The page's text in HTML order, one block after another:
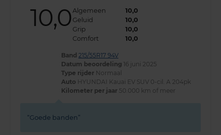
10,0 Algemeen
10,0
Geluid
10,0
Grip
10,0
Comfort
10,0
Band 215/55R17 94V
Datum beoordeling 16 juni 2025
Type rijder Normaal
Auto HYUNDAI Kauai EV SUV 0-cil. A 204pk
Kilometer per jaar 50.000 km of meer
Goede banden